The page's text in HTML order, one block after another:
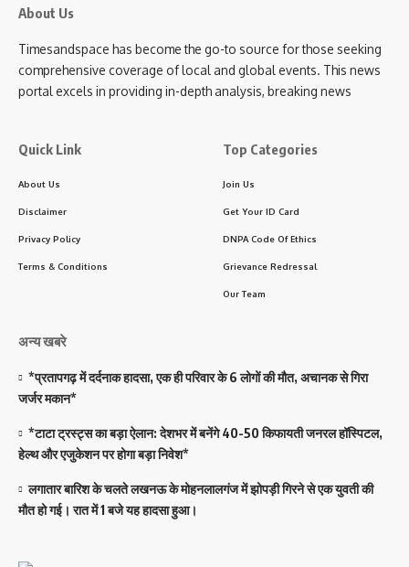
About Us
Timesandspace has become the go-to source for those seeking
comprehensive coverage of local and global events. This news
portal excels in providing in-depth analysis, breaking news
Quick Link
About Us
Disclaimer
Privacy Policy
Terms & Conditions
Top Categories
Join Us
Get Your ID Card
DNPA Code Of Ethics
Grievance Redressal
Our Team
अन्य खबरे
*प्रतापगढ़ में दर्दनाक हादसा, एक ही परिवार के 6 लोगों की मौत, अचानक से गिरा
जर्जर मकान*
*टाटा ट्रस्ट्स का बड़ा ऐलान: देशभर में बनेंगे 40-50 किफायती जनरल हॉस्पिटल,
हेल्थ और एजुकेशन पर होगा बड़ा निवेश*
लगातार बारिश के चलते लखनऊ के मोहनलालगंज में झोपड़ी गिरने से एक युवती की
मौत हो गई। रात में 1 बजे यह हादसा हुआ।